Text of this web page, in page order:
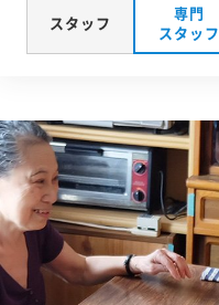
スタッフ
専門
スタッフ